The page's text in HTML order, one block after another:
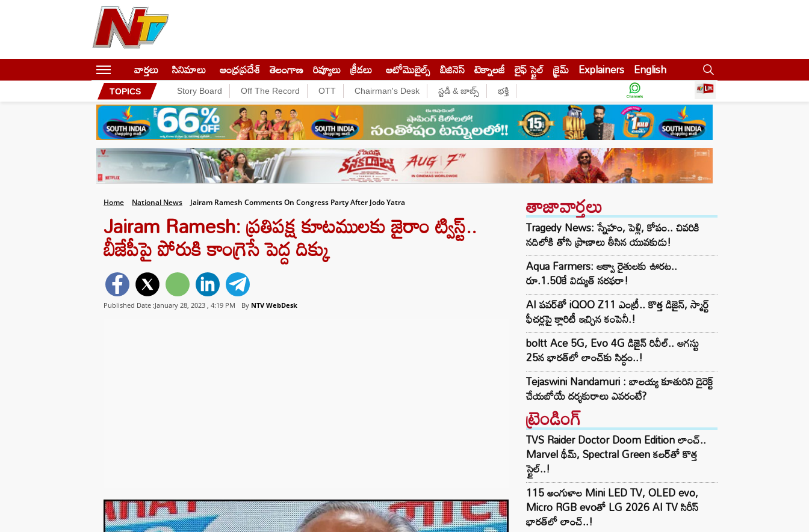
వార్తలు సినిమాలు ఆంధ్రప్రదేశ్ తెలంగాణ రివ్యూలు క్రీడలు ఆటోమొబైల్స్ బిజినెస్‌ టెక్నాలజీ లైఫ్ స్టైల్ క్రైమ్ Explainers English
TOPICS Story Board Off The Record OTT Chairman's Desk స్టడీ & జాబ్స్ భక్తి
Home National News Jairam Ramesh Comments On Congress Party After Jodo Yatra
Jairam Ramesh: ప్రతిపక్ష కూటములకు జైరాం ట్విస్ట్..
బీజేపీపై పోరుకి కాంగ్రెసే పెద్ద దిక్కు
Published Date :January 28, 2023 , 4:19 PM By NTV WebDesk
తాజావార్తలు
Tragedy News: స్నేహం, పెళ్లి, కోపం.. చివరికి
నదిలోకి తోసి ప్రాణాలు తీసిన యువకుడు!
Aqua Farmers: ఆక్వా రైతులకు ఊరట..
రూ.1.50కే విద్యుత్‌ సరఫరా!
AI పవర్‌తో iQOO Z11 ఎంట్రీ.. కొత్త డిజైన్, స్మార్ట్
ఫీచర్లపై క్లారిటీ ఇచ్చిన కంపెనీ.!
boltt Ace 5G, Evo 4G డిజైన్ రివీల్.. ఆగస్టు
25న భారత్‌లో లాంచ్‌కు సిద్ధం..!
Tejaswini Nandamuri : బాలయ్య కూతురిని డైరెక్ట్
చేయబోయే దర్శకురాలు ఎవరంటే?
ట్రెండింగ్‌
TVS Raider Doctor Doom Edition లాంచ్..
Marvel థీమ్, Spectral Green కలర్‌తో కొత్త
స్టైల్..!
115 అంగుళాల Mini LED TV, OLED evo,
Micro RGB evoతో LG 2026 AI TV సిరీస్
భారత్‌లో లాంచ్..!